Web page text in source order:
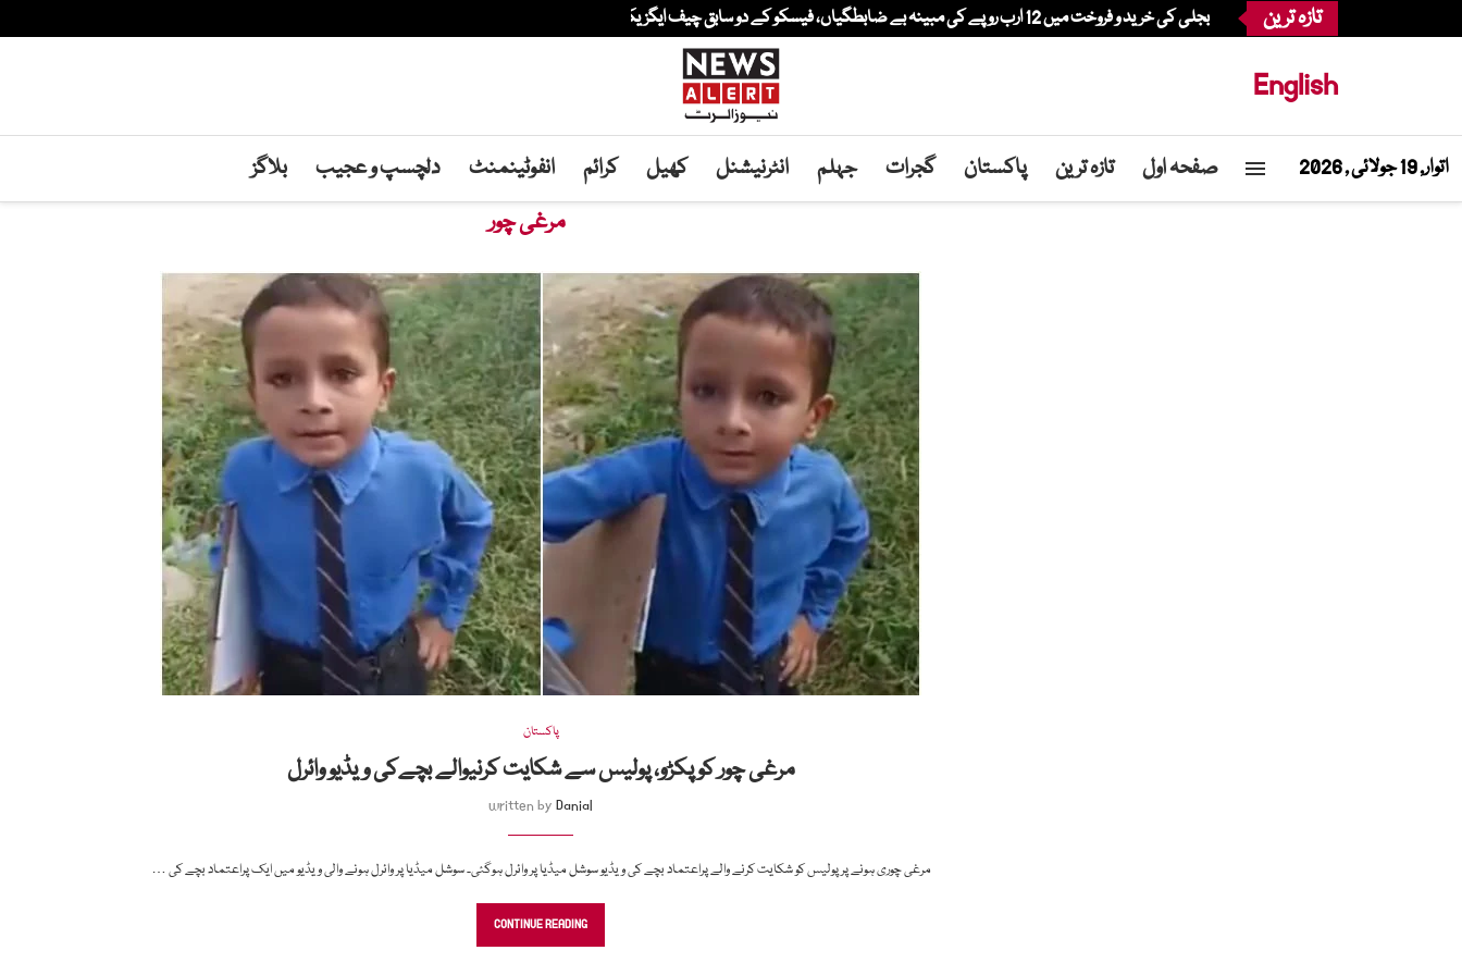
تازہ ترین بجلی کی خرید و فروخت میں 12 ارب روپے کی مبینہ بے ضابطگیاں، فیسکو کے دو سابق چیف ایگزیکٹو گرفتار
English
اتوار, 19 جولائی , 2026 صفحہ اول تازہ ترین پاکستان گجرات جہلم انٹرنیشنل کھیل کرائم انفوٹینمنٹ دلچسپ و عجیب بلاگز Home
» مرغی چور
مرغی چور
پاکستان
مرغی چور کو پکڑو، پولیس سے شکایت کرنیوالے بچےکی ویڈیو وائرل
written byDanial
مرغی چوری ہونے پر پولیس کو شکایت کرنے والے پراعتماد بچے کی ویڈیو سوشل میڈیا پر وائرل ہوگئی۔ سوشل میڈیا پر وائرل ہونے والی ویڈیو میں ایک پراعتماد بچے کی …
CONTINUE READING